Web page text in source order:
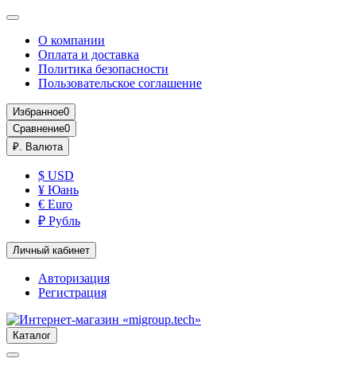
О компании
Оплата и доставка
Политика безопасности
Пользовательское соглашение
Избранное0
Сравнение0
₽. Валюта
$ USD
¥ Юань
€ Euro
₽ Рубль
Личный кабинет
Авторизация
Регистрация
Каталог